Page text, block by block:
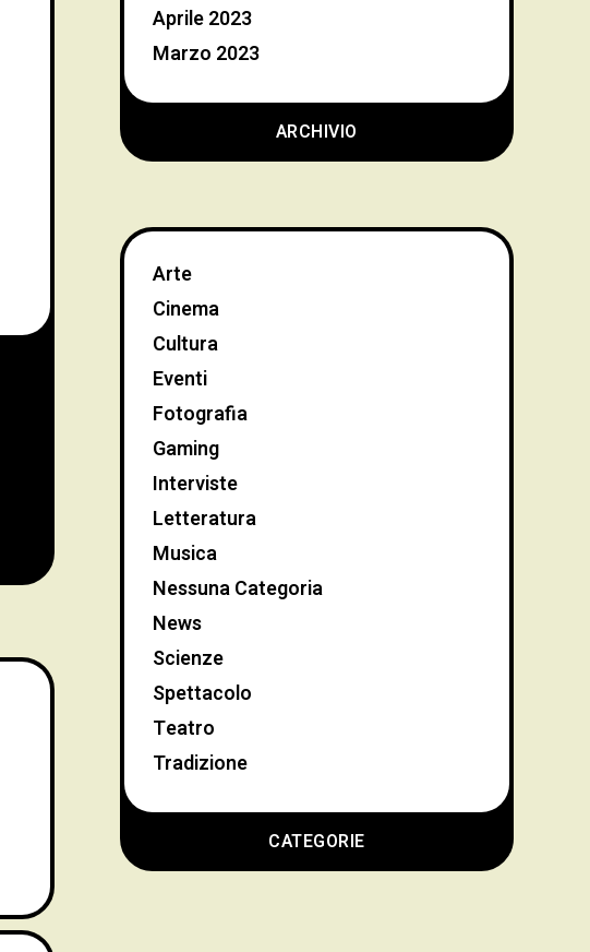
ARCHIVIO
Aprile 2023
Marzo 2023
CATEGORIE
Arte
Cinema
Cultura
Eventi
Fotografia
Gaming
Interviste
Letteratura
Musica
Nessuna Categoria
News
Scienze
Spettacolo
Teatro
Tradizione